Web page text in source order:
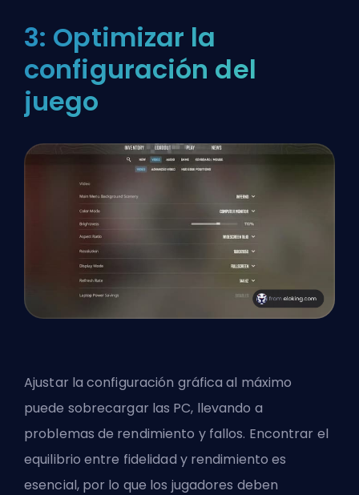
3: Optimizar la
configuración del
juego
Ajustar la configuración gráfica al máximo
puede sobrecargar las PC, llevando a
problemas de rendimiento y fallos. Encontrar el
equilibrio entre fidelidad y rendimiento es
esencial, por lo que los jugadores deben